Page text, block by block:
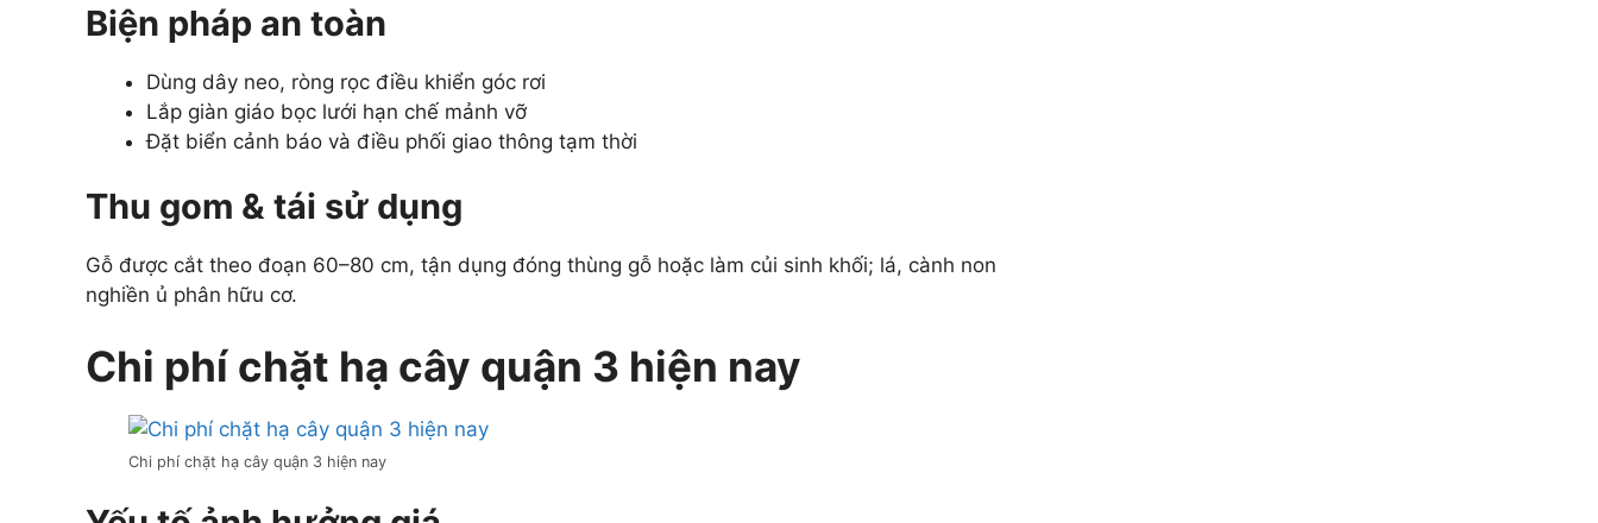
Biện pháp an toàn
Dùng dây neo, ròng rọc điều khiển góc rơi
Lắp giàn giáo bọc lưới hạn chế mảnh vỡ
Đặt biển cảnh báo và điều phối giao thông tạm thời
Thu gom & tái sử dụng
Gỗ được cắt theo đoạn 60–80 cm, tận dụng đóng thùng gỗ hoặc làm củi sinh khối; lá, cành non
nghiền ủ phân hữu cơ.
Chi phí chặt hạ cây quận 3 hiện nay
Chi phí chặt hạ cây quận 3 hiện nay